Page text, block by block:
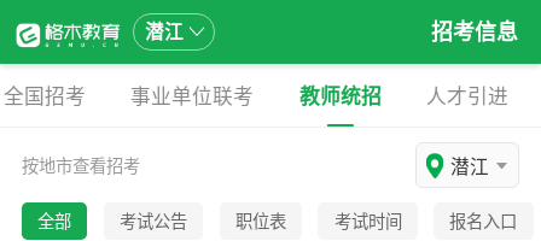
潜江 招考信息
全国招考 事业单位联考 教师统招 人才引进
按地市查看招考 潜江
全部 考试公告 职位表 考试时间 报名入口